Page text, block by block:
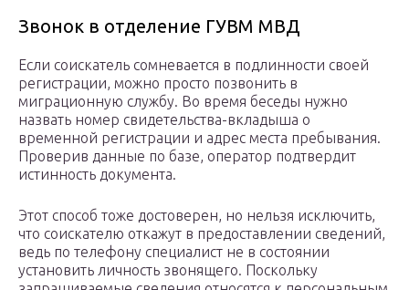
Звонок в отделение ГУВМ МВД
Если соискатель сомневается в подлинности своей
регистрации, можно просто позвонить в
миграционную службу. Во время беседы нужно
назвать номер свидетельства-вкладыша о
временной регистрации и адрес места пребывания.
Проверив данные по базе, оператор подтвердит
истинность документа.
Этот способ тоже достоверен, но нельзя исключить,
что соискателю откажут в предоставлении сведений,
ведь по телефону специалист не в состоянии
установить личность звонящего. Поскольку